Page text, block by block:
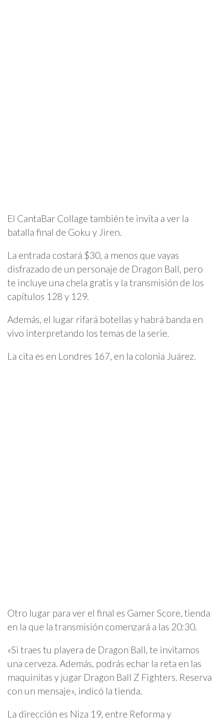
El CantaBar Collage también te invita a ver la
batalla final de Goku y Jiren.
La entrada costará $30, a menos que vayas
disfrazado de un personaje de Dragon Ball, pero
te incluye una chela gratis y la transmisión de los
capítulos 128 y 129.
Además, el lugar rifará botellas y habrá banda en
vivo interpretando los temas de la serie.
La cita es en Londres 167, en la colonia Juárez.
Otro lugar para ver el final es Gamer Score, tienda
en la que la transmisión comenzará a las 20:30.
«Si traes tu playera de Dragon Ball, te invitamos
una cerveza. Además, podrás echar la reta en las
maquinitas y jugar Dragon Ball Z Fighters. Reserva
con un mensaje», indicó la tienda.
La dirección es Niza 19, entre Reforma y